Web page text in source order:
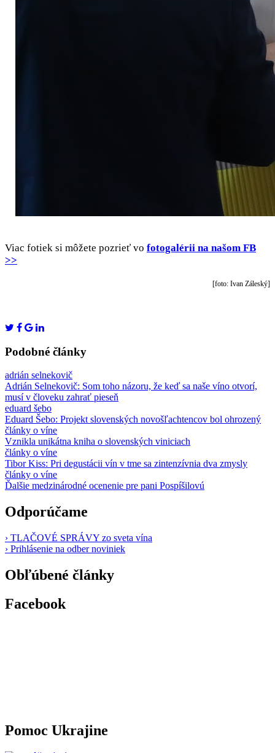
Viac fotiek si môžete pozrieť vo fotogalérii na našom FB
>>
[foto: Ivan Záleský]
Podobné články
adrián selnekovič
Adrián Selnekovič: Som toho názoru, že keď sa naše víno otvorí,
musí v človeku zahrať pieseň
eduard šebo
Eduard Šebo: Projekt slovenských novošľachtencov bol ohrozený
články o víne
Vznikla unikátna kniha o slovenských viniciach
články o víne
Tibor Kiss: Pri degustácii vín v tme sa zintenzívnia dva zmysly
články o víne
Ďalšie medzinárodné ocenenie pre pani Pospíšilovú
Odporúčame
› TLAČOVÉ SPRÁVY zo sveta vína
› Prihlásenie na odber noviniek
Obľúbené články
Facebook
Pomoc Ukrajine